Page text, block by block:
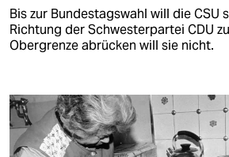
Bis zur Bundestagswahl will die CSU
Richtung der Schwesterpartei CDU
Obergrenze abrücken will sie nicht.